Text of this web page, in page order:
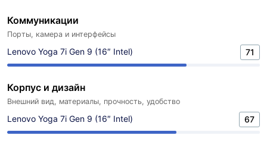
Коммуникации
Порты, камера и интерфейсы
Lenovo Yoga 7i Gen 9 (16″ Intel) 71
Корпус и дизайн
Внешний вид, материалы, прочность, удобство
Lenovo Yoga 7i Gen 9 (16″ Intel) 67